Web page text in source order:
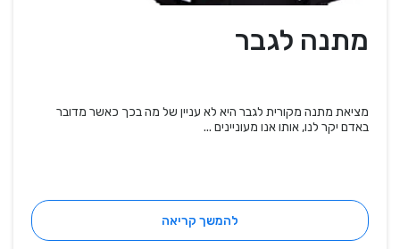
מתנה לגבר
מציאת מתנה מקורית לגבר היא לא עניין של מה בכך כאשר מדובר
באדם יקר לנו, אותו אנו מעוניינים ...
להמשך קריאה